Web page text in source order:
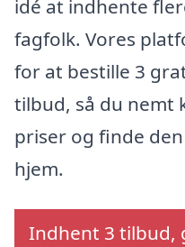
idé at indhente
fagfolk. Vores
for at bestille 3
tilbud, så du nemt
priser og finde
hjem.
Indhent 3 tilbud,